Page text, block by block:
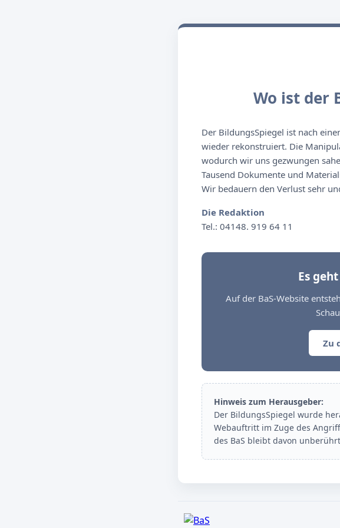
Wo ist der
Der BildungsSpiegel ist nach
wieder rekonstruiert. Die
wodurch wir uns gezwungen
Tausend Dokumente und
Wir bedauern den Verlust sehr
Die Redaktion
Tel.: 04148. 919 64 11
Es
Auf der BaS-Website
Zu
Hinweis zum Herausgeber:
Der BildungsSpiegel wurde
Webauftritt im Zuge des
des BaS bleibt davon